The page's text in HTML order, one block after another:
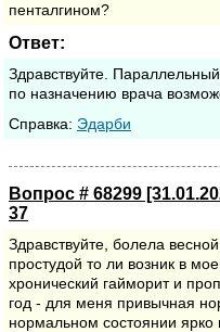
пенталгином?
Ответ:
Здравствуйте.
по назначению врача
Cправка: Эдарби
Вопрос # 68299
37
Здравствуйте, болела
простудой то ли возник в
хронический гайморит и
год - для меня привычная
нормальном состоянии